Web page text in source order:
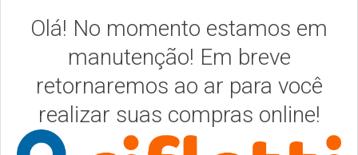
Olá! No momento estamos em
manutenção! Em breve
retornaremos ao ar para você
realizar suas compras online!